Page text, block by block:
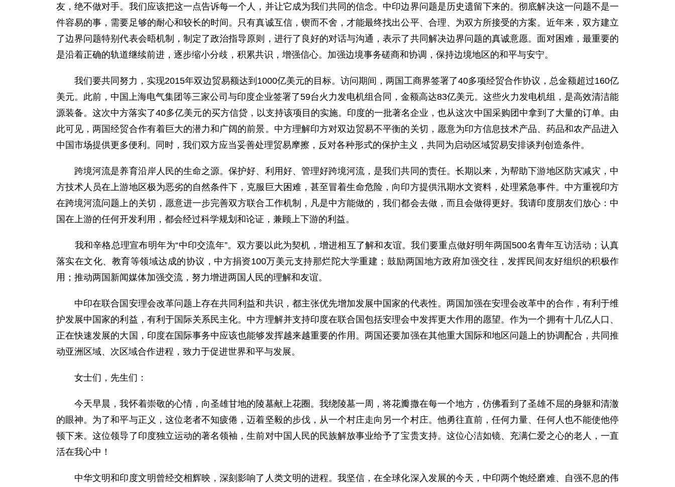
友，绝不做对手。我们应该把这一点告诉每一个人，并让它成为我们共同的信念。中印边界问题是历史遗留下来的。彻底解决这一问题不是一
件容易的事，需要足够的耐心和较长的时间。只有真诚互信，锲而不舍，才能最终找出公平、合理、为双方所接受的方案。近年来，双方建立
了边界问题特别代表会晤机制，制定了政治指导原则，进行了良好的对话与沟通，表示了共同解决边界问题的真诚意愿。面对困难，最重要的
是沿着正确的轨道继续前进，逐步缩小分歧，积累共识，增强信心。加强边境事务磋商和协调，保持边境地区的和平与安宁。
我们要共同努力，实现2015年双边贸易额达到1000亿美元的目标。访问期间，两国工商界签署了40多项经贸合作协议，总金额超过160亿
美元。此前，中国上海电气集团等三家公司与印度企业签署了59台火力发电机组合同，金额高达83亿美元。这些火力发电机组，是高效清洁能
源装备。这次中方落实了40多亿美元的买方信贷，以支持该项目的实施。印度的一批著名企业，也从这次中国采购团中拿到了大量的订单。由
此可见，两国经贸合作有着巨大的潜力和广阔的前景。中方理解印方对双边贸易不平衡的关切，愿意为印方信息技术产品、药品和农产品进入
中国市场提供更多便利。同时，我们双方应当妥善处理贸易摩擦，反对各种形式的保护主义，共同为启动区域贸易安排谈判创造条件。
跨境河流是养育沿岸人民的生命之源。保护好、利用好、管理好跨境河流，是我们共同的责任。长期以来，为帮助下游地区防灾减灾，中
方技术人员在上游地区极为恶劣的自然条件下，克服巨大困难，甚至冒着生命危险，向印方提供汛期水文资料，处理紧急事件。中方重视印方
在跨境河流问题上的关切，愿意进一步完善双方联合工作机制，凡是中方能做的，我们都会去做，而且会做得更好。我请印度朋友们放心：中
国在上游的任何开发利用，都会经过科学规划和论证，兼顾上下游的利益。
我和辛格总理宣布明年为“中印交流年”。双方要以此为契机，增进相互了解和友谊。我们要重点做好明年两国500名青年互访活动；认真
落实在文化、教育等领域达成的协议，中方捐资100万美元支持那烂陀大学重建；鼓励两国地方政府加强交往，发挥民间友好组织的积极作
用；推动两国新闻媒体加强交流，努力增进两国人民的理解和友谊。
中印在联合国安理会改革问题上存在共同利益和共识，都主张优先增加发展中国家的代表性。两国加强在安理会改革中的合作，有利于维
护发展中国家的利益，有利于国际关系民主化。中方理解并支持印度在联合国包括安理会中发挥更大作用的愿望。作为一个拥有十几亿人口、
正在快速发展的大国，印度在国际事务中应该也能够发挥越来越重要的作用。两国还要加强在其他重大国际和地区问题上的协调配合，共同推
动亚洲区域、次区域合作进程，致力于促进世界和平与发展。
女士们，先生们：
今天早晨，我怀着崇敬的心情，向圣雄甘地的陵墓献上花圈。我绕陵墓一周，将花瓣撒在每一个地方，仿佛看到了圣雄不屈的身躯和清澈
的眼神。为了和平与正义，这位老者不知疲倦，迈着坚毅的步伐，从一个村庄走向另一个村庄。他勇往直前，任何力量、任何人也不能使他停
顿下来。这位领导了印度独立运动的著名领袖，生前对中国人民的民族解放事业给予了宝贵支持。这位心洁如镜、充满仁爱之心的老人，一直
活在我心中！
中华文明和印度文明曾经交相辉映，深刻影响了人类文明的进程。我坚信，在全球化深入发展的今天，中印两个饱经磨难、自强不息的伟